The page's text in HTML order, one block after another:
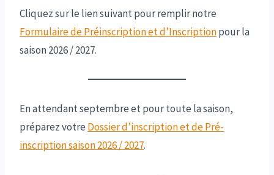
Cliquez sur le lien suivant pour remplir notre
Formulaire de Préinscription et d’Inscriptionpour la
saison 2026 / 2027.
En attendant septembre et pour toute la saison,
préparez votre Dossier d’inscription et de Pré-
inscription saison 2026 / 2027.